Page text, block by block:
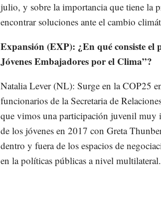
julio, y sobre la importancia que tiene la
encontrar soluciones ante el cambio
Expansión (EXP): ¿En qué consiste
Jóvenes Embajadores por el Clima”?
Natalia Lever (NL): Surge en la COP25
funcionarios de la Secretaria de
que vimos una participación juvenil muy
de los jóvenes en 2017 con Greta
dentro y fuera de los espacios de
en la políticas públicas a nivel multilateral.